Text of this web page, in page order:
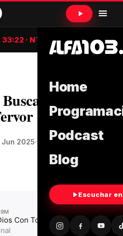
Home
Podcast
Blog
Escuchar
· NTV
A Dios
Jun 2025·5 min de lectura